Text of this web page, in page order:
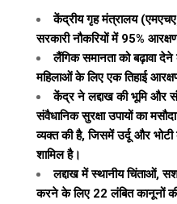
केंद्रीय गृह मंत्रालय
सरकारी नौकरियों में 95%
लैंगिक समानता को बढ़ावा देने
महिलाओं के लिए एक तिहाई
केंद्र ने लद्दाख की भूमि और
संवैधानिक सुरक्षा उपायों का
व्यक्त की है, जिसमें उर्दू और भोटी
शामिल है।
लद्दाख में स्थानीय चिंताओं,
करने के लिए 22 लंबित कानूनों की